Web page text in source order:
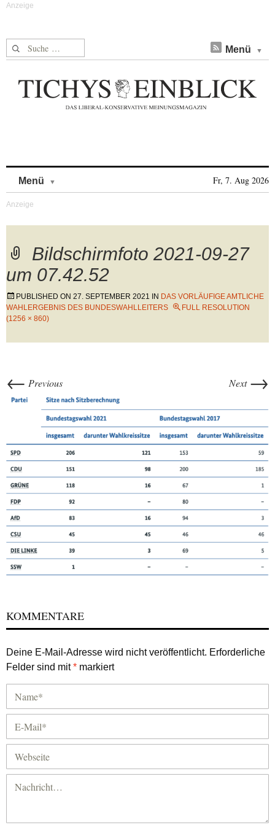
Suche nach: Menü
Menü Fr, 7. Aug 2026
Bildschirmfoto 2021-09-27
um 07.42.52
PUBLISHED ON 27. SEPTEMBER 2021 IN DAS VORLÄUFIGE AMTLICHE
WAHLERGEBNIS DES BUNDESWAHLLEITERS
FULL RESOLUTION
(1256 × 860)
← Previous Next →
KOMMENTARE
Deine E-Mail-Adresse wird nicht veröffentlicht. Erforderliche
Felder sind mit* markiert